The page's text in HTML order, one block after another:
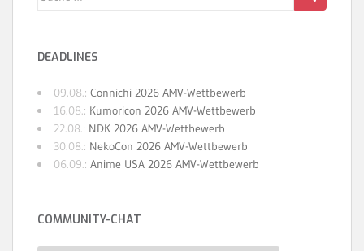
DEADLINES
09.08.: Connichi 2026 AMV-Wettbewerb
16.08.: Kumoricon 2026 AMV-Wettbewerb
22.08.: NDK 2026 AMV-Wettbewerb
30.08.: NekoCon 2026 AMV-Wettbewerb
06.09.: Anime USA 2026 AMV-Wettbewerb
COMMUNITY-CHAT